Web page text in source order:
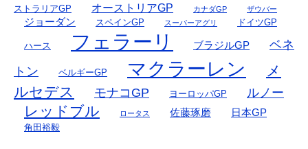
ストラリアGP
オーストリアGP カナダGP ザウバー
ジョーダン スペインGP スーパーアグリ ドイツGP
ハース フェラーリ ブラジルGP
ベネ
トン
ベルギーGP マクラーレン
メ
ルセデス
モナコGP ヨーロッパGP ルノー
レッドブル ロータス 佐藤琢磨 日本GP
角田裕毅